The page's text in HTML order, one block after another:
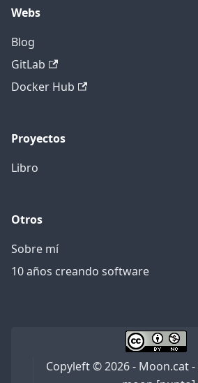
Webs
Blog
GitLab
Docker Hub
Proyectos
Libro
Otros
Sobre mí
10 años creando software
Copyleft © 2026 - Moon.cat